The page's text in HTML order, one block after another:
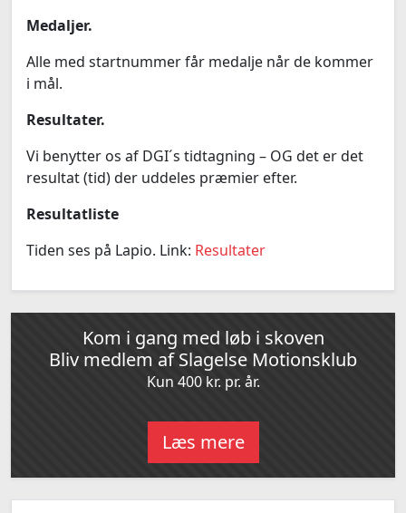
Medaljer.
Alle med startnummer får medalje når de kommer
i mål.
Resultater.
Vi benytter os af DGI´s tidtagning – OG det er det
resultat (tid) der uddeles præmier efter.
Resultatliste
Tiden ses på Lapio. Link: Resultater
Kom i gang med løb i skoven
Bliv medlem af Slagelse Motionsklub
Kun 400 kr. pr. år.
Læs mere